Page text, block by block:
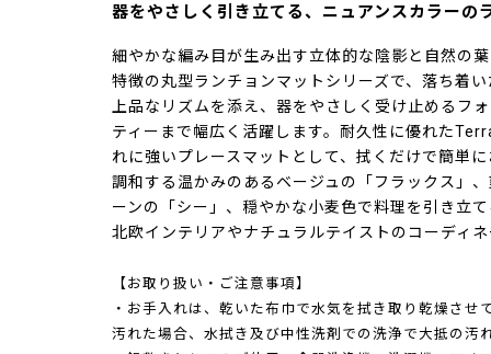
器をやさしく引き立てる、ニュアンスカラーの
細やかな編み目が生み出す立体的な陰影と自然の
特徴の丸型ランチョンマットシリーズで、落ち着
上品なリズムを添え、器をやさしく受け止めるフ
ティーまで幅広く活躍します。耐久性に優れた
れに強いプレースマットとして、拭くだけで簡単
調和する温かみのあるベージュの「フラックス」
ーンの「シー」、穏やかな小麦色で料理を引き立
北欧インテリアやナチュラルテイストのコーディ
【お取り扱い・ご注意事項】
・お手入れは、乾いた布巾で水気を拭き取り乾燥させ
汚れた場合、水拭き及び中性洗剤での洗浄で大抵の汚